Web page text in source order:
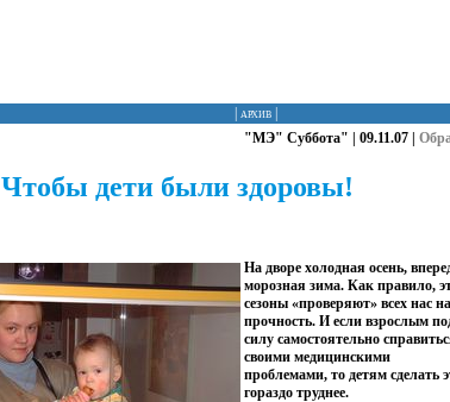
архив
"МЭ" Суббота" | 09.11.07 |
Чтобы дети были здоровы!
На дворе холодная осень,
морозная зима. Как правило,
сезоны «проверяют» всех нас на
прочность. И если взрослым
силу самостоятельно
своими медицинскими
проблемами, то детям сделать
гораздо труднее.